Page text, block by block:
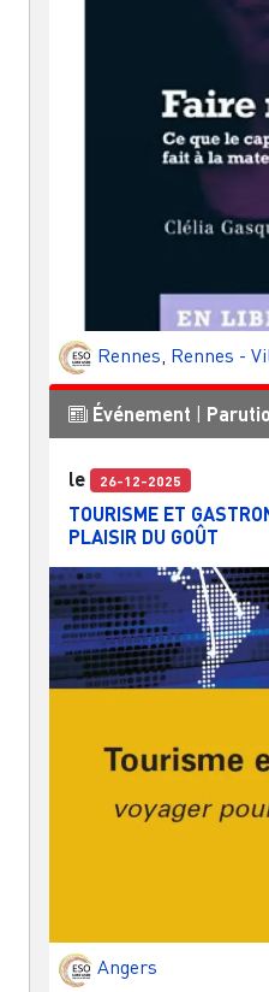
Rennes, Rennes -
Événement
le 26-12-2025
TOURISME ET
PLAISIR DU GOÛT
Angers